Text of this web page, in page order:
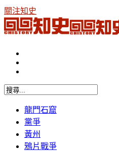
關注知史
龍門石窟
黨爭
黃州
鴉片戰爭